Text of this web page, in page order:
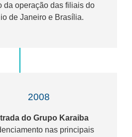
da operação das filiais do
de Janeiro e Brasília.
2008
do Grupo Karaiba
nas principais